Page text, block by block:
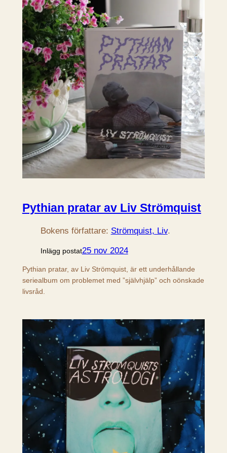
Pythian pratar av Liv Strömquist
Bokens författare: Strömquist, Liv.
Inlägg postat25 nov 2024
Pythian pratar, av Liv Strömquist, är ett underhållande
seriealbum om problemet med ”självhjälp” och oönskade
livsråd.